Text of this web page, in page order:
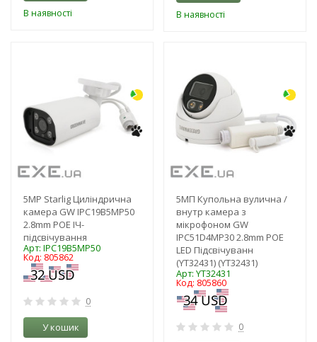
В наявності В наявності
5MP Starlig Циліндрична
камера GW IPC19B5MP50
2.8mm POE ІЧ-
підсвічування
Арт: IPC19B5MP50
Код: 805862
0
У кошик
5MП Купольна вулична /
внутр камера з
мікрофоном GW
IPC51D4MP30 2.8mm POE
LED Підсвічуванн
(YT32431) (YT32431)
Арт: YT32431
Код: 805860
0